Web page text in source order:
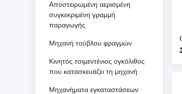
Αποστειρωμένη αερισμένη
συγκεκριμένη γραμμή
παραγωγής
Μηχανή τούβλου φραγμών
Κινητός τσιμεντένιος ογκόλιθος
που κατασκευάζει τη μηχανή
Μηχανήματα εγκαταστάσεων